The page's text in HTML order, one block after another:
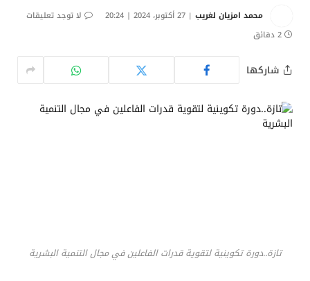
محمد امزيان لغريب 27 أكتوبر، 2024 | 20:24
لا توجد تعليقات
2 دقائق
شاركها
تازة..دورة تكوينية لتقوية قدرات الفاعلين في مجال التنمية البشرية